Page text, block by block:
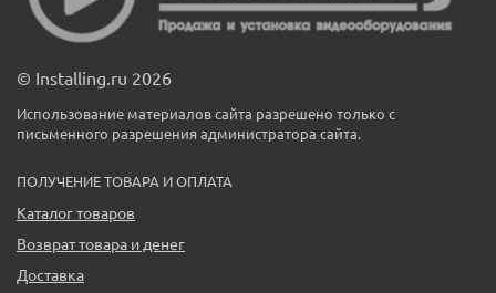
© Installing.ru 2026
Использование материалов сайта разрешено только с
письменного разрешения администратора сайта.
ПОЛУЧЕНИЕ ТОВАРА И ОПЛАТА
Каталог товаров
Возврат товара и денег
Доставка